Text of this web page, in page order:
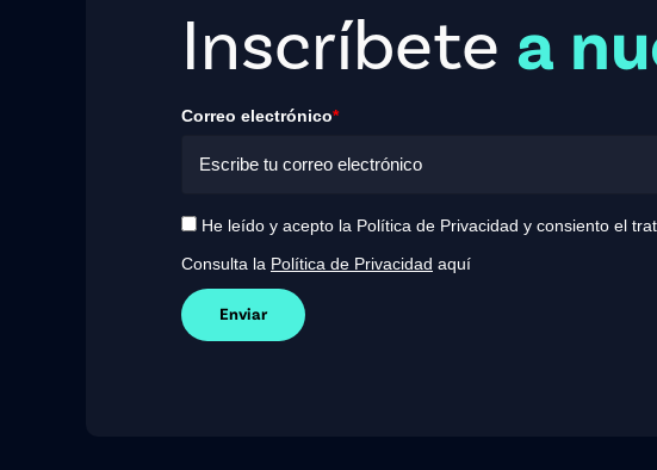
Inscríbete a
Correo electrónico*
He leído y acepto la Política de Privacidad y consiento el
Consulta la Política de Privacidad aquí
Enviar